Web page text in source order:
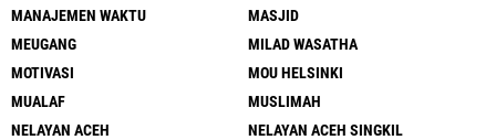
MANAJEMEN WAKTU
MASJID
MEUGANG
MILAD WASATHA
MOTIVASI
MOU HELSINKI
MUALAF
MUSLIMAH
NELAYAN ACEH
NELAYAN ACEH SINGKIL